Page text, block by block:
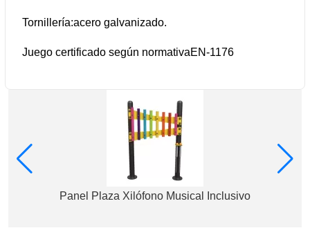
Tornillería:acero galvanizado.
Juego certificado según normativaEN-1176
Panel Plaza Xilófono Musical Inclusivo